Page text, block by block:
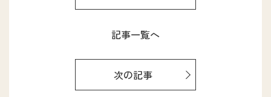
記事一覧へ
次の記事